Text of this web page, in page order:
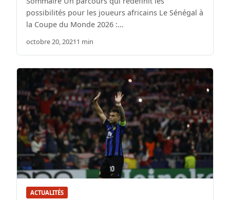
possibilités pour les joueurs africains Le Sénégal à
la Coupe du Monde 2026 :…
octobre 20, 20211 min
ACTUALITÉS